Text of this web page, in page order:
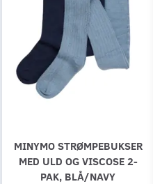
MINYMO STRØMPEBUKSER
MED ULD OG VISCOSE 2-
PAK, BLÅ/NAVY